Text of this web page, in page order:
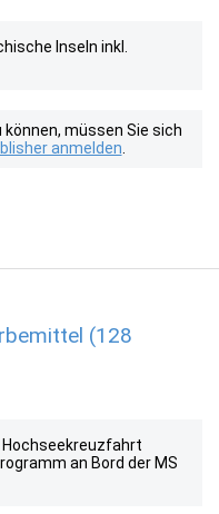
Inseln inkl.
müssen Sie sich
anmelden
(128
an Bord der MS